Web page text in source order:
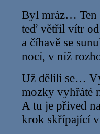
Byl mráz… Ten
teď větřil vítr
a číhavě se
nocí, v níž
Už dělili se…
mozky vyhřáté
A tu je přived
krok skřípající